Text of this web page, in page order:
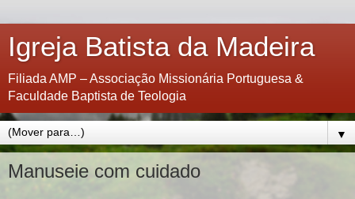
Igreja Batista da Madeira
Filiada AMP – Associação Missionária Portuguesa &
Faculdade Baptista de Teologia
▼
Manuseie com cuidado